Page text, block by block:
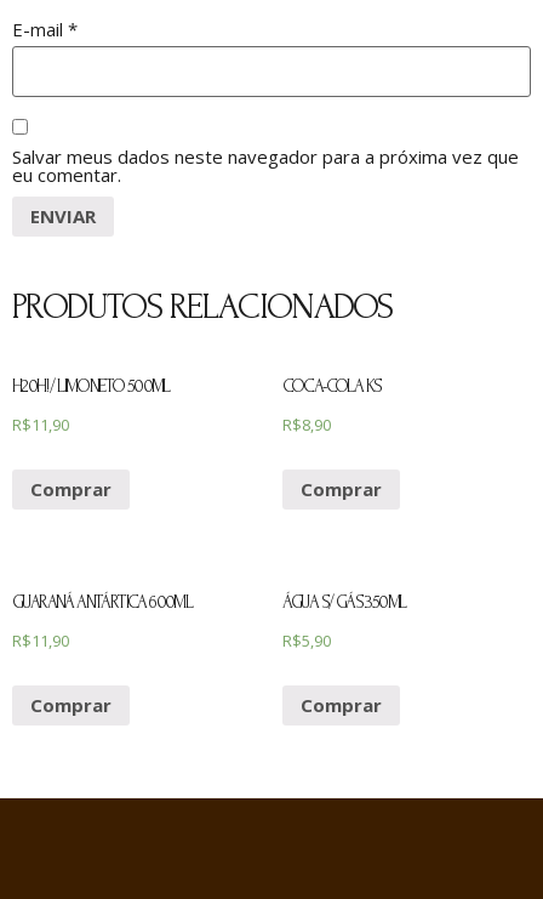
E-mail *
Salvar meus dados neste navegador para a próxima vez que
eu comentar.
PRODUTOS RELACIONADOS
H20H! / LIMONETO 500ML
R$11,90
Comprar
COCA-COLA KS
R$8,90
Comprar
GUARANÁ ANTÁRTICA 600ML
R$11,90
Comprar
ÁGUA S/ GÁS 350ML
R$5,90
Comprar